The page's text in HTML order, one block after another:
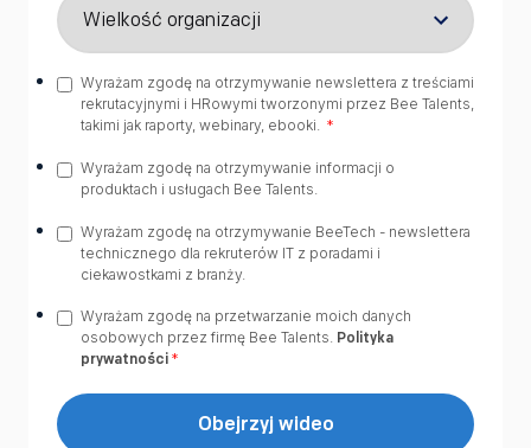
Wyrażam zgodę na otrzymywanie newslettera z treściami
rekrutacyjnymi i HRowymi tworzonymi przez Bee Talents,
takimi jak raporty, webinary, ebooki. *
Wyrażam zgodę na otrzymywanie informacji o
produktach i usługach Bee Talents.
Wyrażam zgodę na otrzymywanie BeeTech - newslettera
technicznego dla rekruterów IT z poradami i
ciekawostkami z branży.
Wyrażam zgodę na przetwarzanie moich danych
osobowych przez firmę Bee Talents. Polityka
prywatności *